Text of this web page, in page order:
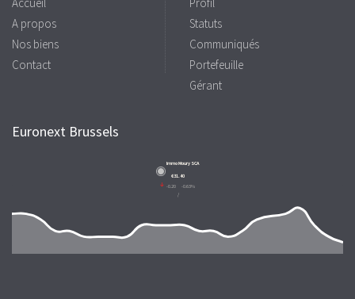
Accueil
A propos
Nos biens
Contact
Profil
Statuts
Communiqués
Portefeuille
Gérant
Euronext Brussels
Immo Moury SCA
€31.40
-0.20
/
-0.63%